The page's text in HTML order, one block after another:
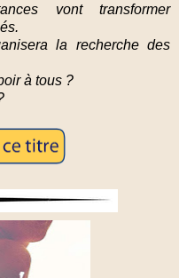
vont transformer
la recherche des
à tous ?